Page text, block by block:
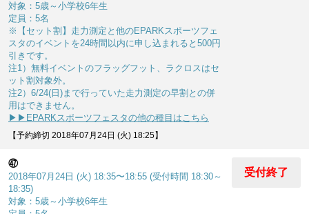
対象：5歳～小学校6年生
定員：5名
※【セット割】走力測定と他のEPARKスポーツフェ
スタのイベントを24時間以内に申し込まれると500円
引きです。
注1）無料イベントのフラッグフット、ラクロスはセ
ット割対象外。
注2）6/24(日)まで行っていた走力測定の早割との併
用はできません。
▶▶EPARKスポーツフェスタの他の種目はこちら
【予約締切 2018年07月24日 (火) 18:25】
㊼
2018年07月24日 (火) 18:35〜18:55 (受付時間 18:30～
18:35)
対象：5歳～小学校6年生
受付終了